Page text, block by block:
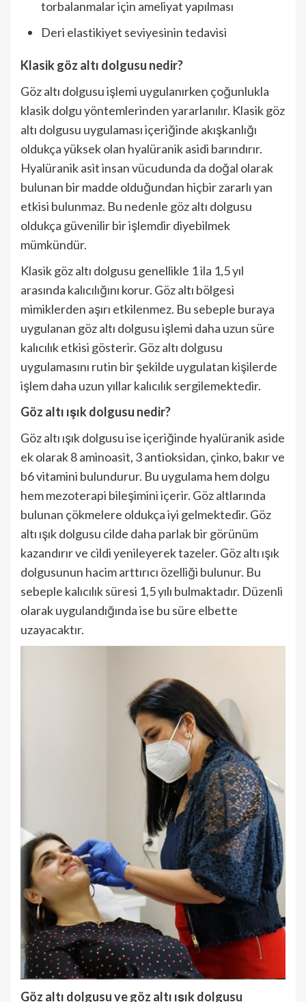
torbalanmalar için ameliyat yapılması
Deri elastikiyet seviyesinin tedavisi
Klasik göz altı dolgusu nedir?
Göz altı dolgusu işlemi uygulanırken çoğunlukla
klasik dolgu yöntemlerinden yararlanılır. Klasik göz
altı dolgusu uygulaması içeriğinde akışkanlığı
oldukça yüksek olan hyalüranik asidi barındırır.
Hyalüranik asit insan vücudunda da doğal olarak
bulunan bir madde olduğundan hiçbir zararlı yan
etkisi bulunmaz. Bu nedenle göz altı dolgusu
oldukça güvenilir bir işlemdir diyebilmek
mümkündür.
Klasik göz altı dolgusu genellikle 1 ila 1,5 yıl
arasında kalıcılığını korur. Göz altı bölgesi
mimiklerden aşırı etkilenmez. Bu sebeple buraya
uygulanan göz altı dolgusu işlemi daha uzun süre
kalıcılık etkisi gösterir. Göz altı dolgusu
uygulamasını rutin bir şekilde uygulatan kişilerde
işlem daha uzun yıllar kalıcılık sergilemektedir.
Göz altı ışık dolgusu nedir?
Göz altı ışık dolgusu ise içeriğinde hyalüranik aside
ek olarak 8 aminoasit, 3 antioksidan, çinko, bakır ve
b6 vitamini bulundurur. Bu uygulama hem dolgu
hem mezoterapi bileşimini içerir. Göz altlarında
bulunan çökmelere oldukça iyi gelmektedir. Göz
altı ışık dolgusu cilde daha parlak bir görünüm
kazandırır ve cildi yenileyerek tazeler. Göz altı ışık
dolgusunun hacim arttırıcı özelliği bulunur. Bu
sebeple kalıcılık süresi 1,5 yılı bulmaktadır. Düzenli
olarak uygulandığında ise bu süre elbette
uzayacaktır.
Göz altı dolgusu ve göz altı ışık dolgusu